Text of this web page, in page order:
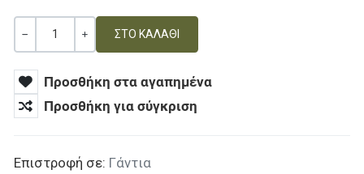
Ποσότητα
Προσθήκη στα αγαπημένα
Προσθήκη για σύγκριση
Επιστροφή σε: Γάντια